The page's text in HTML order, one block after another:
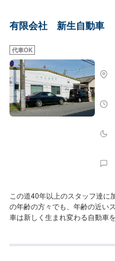
方法をご提案します。<対応作
ー製作○ヘッドライト、ラジエタ
ーラーコンデンサの修復など○
などの希少パーツ修復も可能！
足していただけますようスタッ
す。
有限会社 新生自動車
代車OK
この道40年以上のスタッフ達に
の年齢の方々でも、年齢の近い
車は新しく生まれ変わる自動車